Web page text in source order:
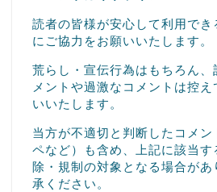
読者の皆様が安心して利用で
にご協力をお願いいたします。
荒らし・宣伝行為はもちろん、
メントや過激なコメントは控
いいたします。
当方が不適切と判断したコメ
ペなど）も含め、上記に該当す
除・規制の対象となる場合があ
承ください。